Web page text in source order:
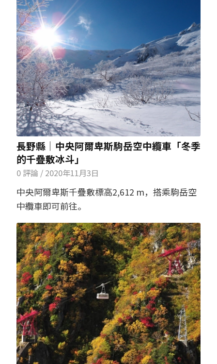
長野縣│中央阿爾卑斯駒岳空中纜車「冬季
的千疊敷冰斗」
0 評論 / 2020年11月3日
中央阿爾卑斯千疊敷標高2,612 m，搭乘駒岳空
中纜車即可前往。